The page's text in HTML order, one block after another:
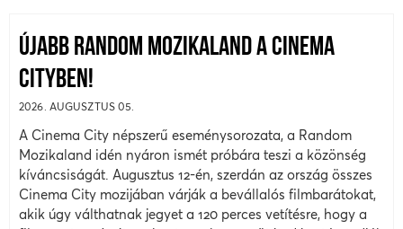
ÚJABB RANDOM MOZIKALAND A CINEMA
CITYBEN!
2026. AUGUSZTUS 05.
A Cinema City népszerű eseménysorozata, a Random
Mozikaland idén nyáron ismét próbára teszi a közönség
kíváncsiságát. Augusztus 12-én, szerdán az ország összes
Cinema City mozijában várják a bevállalós filmbarátokat,
akik úgy válthatnak jegyet a 120 perces vetítésre, hogy a